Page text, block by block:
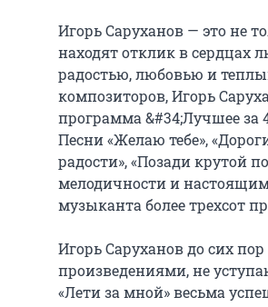
Игорь Саруханов — это не
находят отклик в сердцах
радостью, любовью и
композиторов, Игорь
программа &#34;Лучшее за
Песни «Желаю тебе»,
радости», «Позади крутой
мелодичности и
музыканта более трехсот
Игорь Саруханов до сих
произведениями, не
«Лети за мной» весьма